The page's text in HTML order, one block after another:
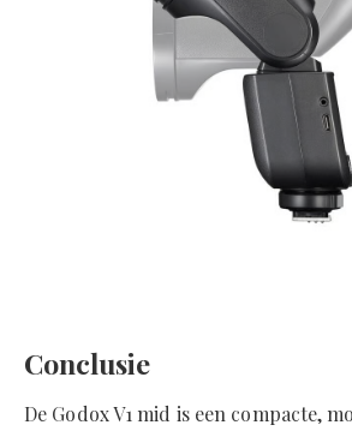
Conclusie
De Godox V1 mid is een compacte,